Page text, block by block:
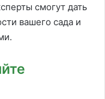
смогут дать
вашего сада и